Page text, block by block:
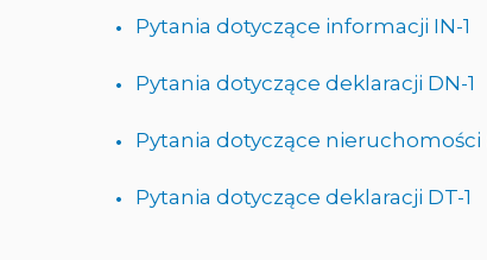
Pytania dotyczące informacji IN-1
Pytania dotyczące deklaracji DN-1
Pytania dotyczące nieruchomości
Pytania dotyczące deklaracji DT-1